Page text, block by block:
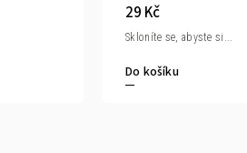
29 Kč
Do košíku
Skloníte se, abyste si...